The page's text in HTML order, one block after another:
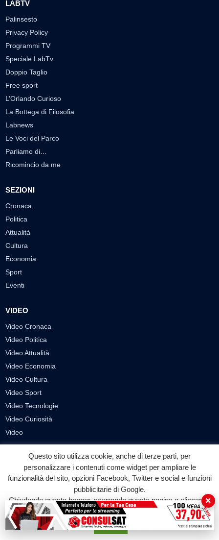
LABTV
Palinsesto
Privacy Policy
Programmi TV
Speciale LabTv
Doppio Taglio
Free sport
L’Orlando Curioso
La Bottega di Filosofia
Labnews
Le Voci del Parco
Parliamo di…
Ricomincio da me
SEZIONI
Cronaca
Politica
Attualità
Cultura
Economia
Sport
Eventi
VIDEO
Video Cronaca
Video Politica
Video Attualità
Video Economia
Video Cultura
Video Sport
Video Tecnologie
Video Curiosità
Video
PUBBLICITÀ
Richiesta pubblicazione articoli/banner
SEGUICI SUI SOCIAL
f
Facebook
◎
Instagram
Questo sito utilizza cookie, anche di terze parti, per
personalizzare i contenuti come widget per ampliare le
funzionalità del sito, opzioni Facebook, Twitter e social e funzioni
pubblicitarie di Google.
Chiudendo questo banner, scorrendo questa pagina o cliccando
su qualunque suo elemento acconsenti all'uso dei cookie.
Accetta
×